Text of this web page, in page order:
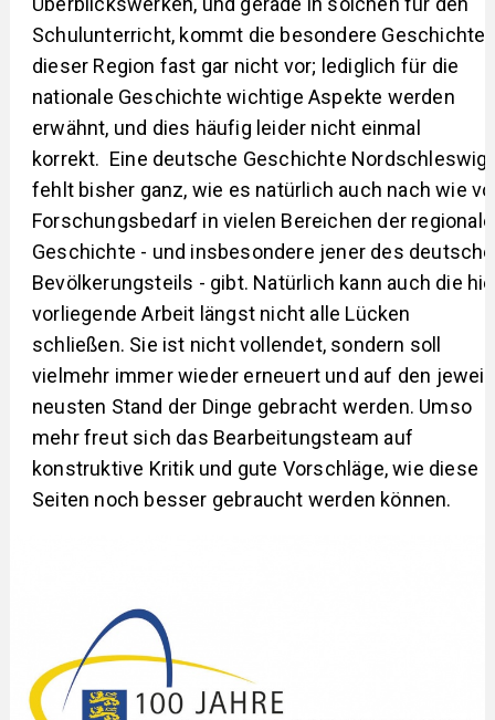
Schulunterricht, kommt die besondere Geschichte
dieser Region fast gar nicht vor; lediglich für die
nationale Geschichte wichtige Aspekte werden
erwähnt, und dies häufig leider nicht einmal
korrekt. Eine deutsche Geschichte
fehlt bisher ganz, wie es natürlich auch nach wie
Forschungsbedarf in vielen Bereichen der
Geschichte - und insbesondere jener des
Bevölkerungsteils - gibt. Natürlich kann auch die
vorliegende Arbeit längst nicht alle Lücken
schließen. Sie ist nicht vollendet, sondern soll
vielmehr immer wieder erneuert und auf den
neusten Stand der Dinge gebracht werden. Umso
mehr freut sich das Bearbeitungsteam auf
konstruktive Kritik und gute Vorschläge, wie diese
Seiten noch besser gebraucht werden können.